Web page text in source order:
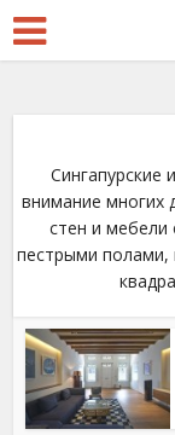
Сингапурские
внимание многих
стен и мебели
пестрыми полами,